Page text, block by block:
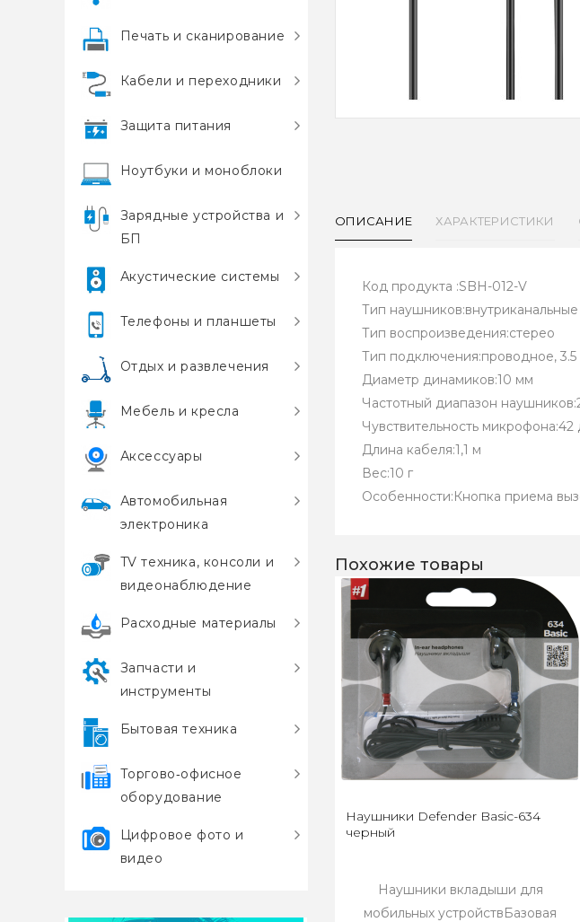
Печать и сканирование
Кабели и переходники
Защита питания
Ноутбуки и моноблоки
Зарядные устройства и
БП
Акустические системы
Телефоны и планшеты
Отдых и развлечения
Мебель и кресла
Аксессуары
Автомобильная
электроника
TV техника, консоли и
видеонаблюдение
Расходные материалы
Запчасти и
инструменты
Бытовая техника
Торгово‑офисное
оборудование
Цифровое фото и
видео
ОПИСАНИЕ ХАРАКТЕРИСТИКИ
Код продукта :SBH-012-V
Тип наушников:внутриканальные
Тип воспроизведения:стерео
Тип подключения:проводное,
Диаметр динамиков:10 мм
Частотный диапазон
Чувствительность микрофона:42
Длина кабеля:1,1 м
Вес:10 г
Особенности:Кнопка приема
Похожие товары
Наушники Defender Basic-634
черный
Наушники вкладыши для
мобильных устройствБазовая